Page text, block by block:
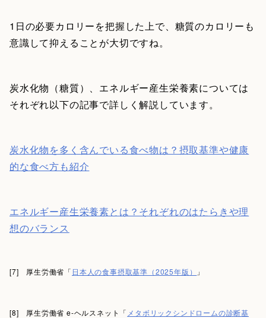
1日の必要カロリーを把握した上で、糖質のカロリーも
意識して抑えることが大切ですね。
炭水化物（糖質）、エネルギー産生栄養素については
それぞれ以下の記事で詳しく解説しています。
炭水化物を多く含んでいる食べ物は？摂取基準や健康
的な食べ方も紹介
エネルギー産生栄養素とは？それぞれのはたらきや理
想のバランス
[7] 厚生労働省「 日本人の食事摂取基準（2025年版） 」
[8] 厚生労働省 e-ヘルスネット「 メタボリックシンドロームの診断基